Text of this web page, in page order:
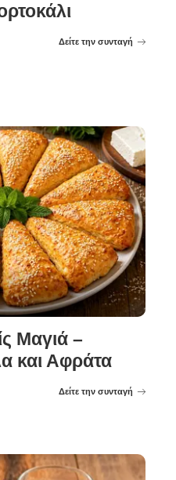
Δείτε την συνταγή
Μαγιά –
και Αφράτα
Δείτε την συνταγή